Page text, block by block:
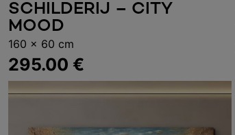
Toevoegen aan winkelwagen
SCHILDERIJ – CITY
MOOD
295.00 €
160 x 60 cm